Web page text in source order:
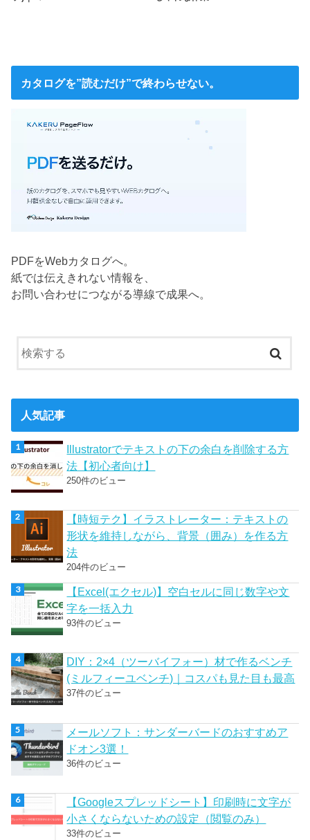
カタログを”読むだけ”で終わらせない。
PDFをWebカタログへ。
紙では伝えきれない情報を、
お問い合わせにつながる導線で成果へ。
人気記事
Illustratorでテキストの下の余白を削除する方
法【初心者向け】
250件のビュー
【時短テク】イラストレーター：テキストの
形状を維持しながら、背景（囲み）を作る方
法
204件のビュー
【Excel(エクセル)】空白セルに同じ数字や文
字を一括入力
93件のビュー
DIY：2×4（ツーバイフォー）材で作るベンチ
(ミルフィーユベンチ)｜コスパも見た目も最高
37件のビュー
メールソフト：サンダーバードのおすすめア
ドオン3選！
36件のビュー
【Googleスプレッドシート】印刷時に文字が
小さくならないための設定（閲覧のみ）
33件のビュー